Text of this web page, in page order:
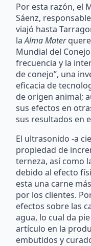
Por esta razón, el
Sáenz,
viajó hasta
laAlma Mater
Mundial del
frecuencia y la
de conejo”, una
eficacia de
de origen animal;
sus efectos en
sus resultados en
El ultrasonido -a
propiedad de
terneza, así como
debido al efecto
esta una carne
por los clientes.
efectos sobre las
agua, lo cual da
artículo en la
embutidos y